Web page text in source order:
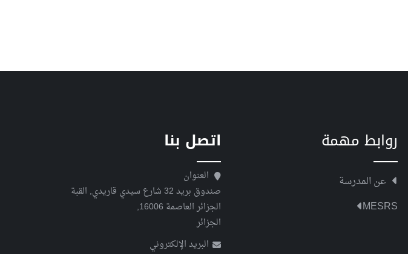
روابط مهمة
عن المدرسة
MESRS
اتصل بنا
العنوان
صندوق بريد 32 شارع سيدي قاريدي, القبة
الجزائر العاصمة 16006,
الجزائر
البريد الإلكتروني